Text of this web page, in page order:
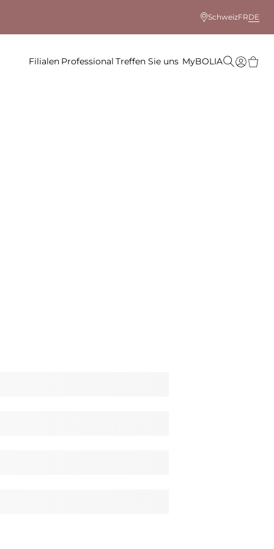
SchweizFRDE
Filialen Professional Treffen Sie uns MyBOLIA